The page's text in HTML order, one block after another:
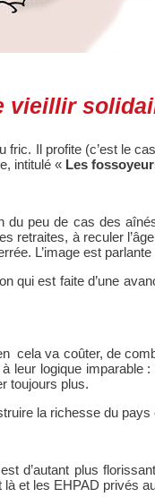
vieillir
fric. Il profite (c’est le
intitulé « Les
peu de cas des
à reculer
L’image est parlante
qui est faite d’une
cela va coûter, de
leur logique
toujours plus.
la richesse du
d’autant plus
et les EHPAD privés